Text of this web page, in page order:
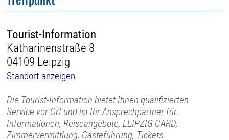
Tourist-Information
Katharinenstraße 8
04109 Leipzig
Standort anzeigen
Die Tourist-Information bietet Ihnen qualifizierten
Service vor Ort und ist Ihr Ansprechpartner für:
Informationen, Reiseangebote, LEIPZIG CARD,
Zimmervermittlung, Gästeführung, Tickets.